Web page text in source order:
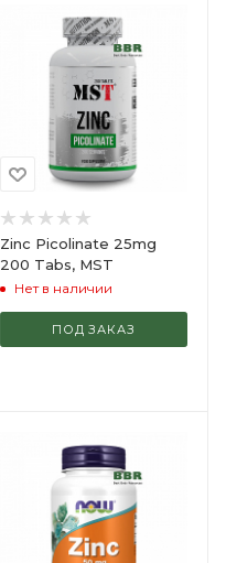
Zinc Picolinate 25mg
200 Tabs, MST
Нет в наличии
ПОД ЗАКАЗ